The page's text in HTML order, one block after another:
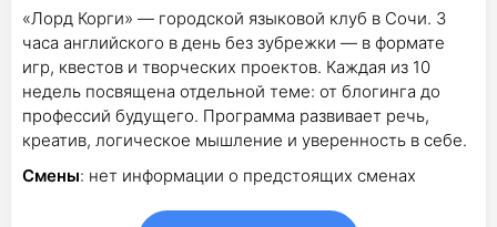
«Лорд Корги» — городской языковой клуб в Сочи. 3
часа английского в день без зубрежки — в формате
игр, квестов и творческих проектов. Каждая из 10
недель посвящена отдельной теме: от блогинга до
профессий будущего. Программа развивает речь,
креатив, логическое мышление и уверенность в себе.
Смены: нет информации о предстоящих сменах